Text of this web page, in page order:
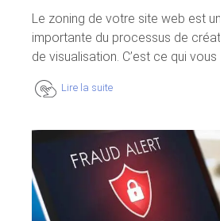
Le zoning de votre site web est
importante du processus de
de visualisation. C’est ce qui vous
Lire la suite